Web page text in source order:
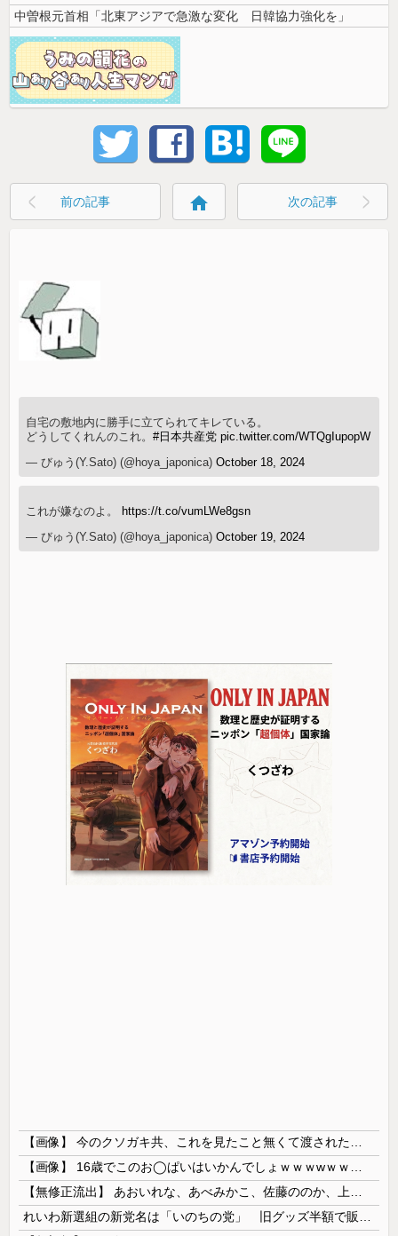
中曽根元首相「北東アジアで急激な変化 日韓協力強化を」
前の記事 home 次の記事
自宅の敷地内に勝手に立てられてキレている。
どうしてくれんのこれ。#日本共産党 pic.twitter.com/WTQgIupopW
— びゅう(Y.Sato) (@hoya_japonica)October 18, 2024
これが嫌なのよ。
https://t.co/vumLWe8gsn
— びゅう(Y.Sato) (@hoya_japonica)October 19, 2024